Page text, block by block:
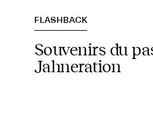
FLASHBACK
Souvenirs du
Jahneration